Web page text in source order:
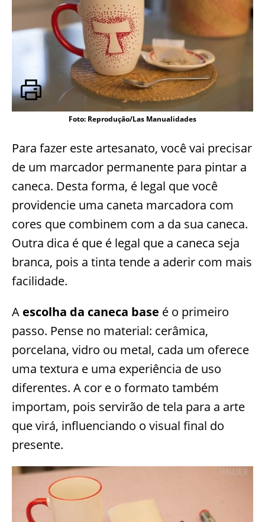
Foto: Reprodução/Las Manualidades
Para fazer este artesanato, você vai precisar
de um marcador permanente para pintar a
caneca. Desta forma, é legal que você
providencie uma caneta marcadora com
cores que combinem com a da sua caneca.
Outra dica é que é legal que a caneca seja
branca, pois a tinta tende a aderir com mais
facilidade.
A escolha da caneca base é o primeiro
passo. Pense no material: cerâmica,
porcelana, vidro ou metal, cada um oferece
uma textura e uma experiência de uso
diferentes. A cor e o formato também
importam, pois servirão de tela para a arte
que virá, influenciando o visual final do
presente.